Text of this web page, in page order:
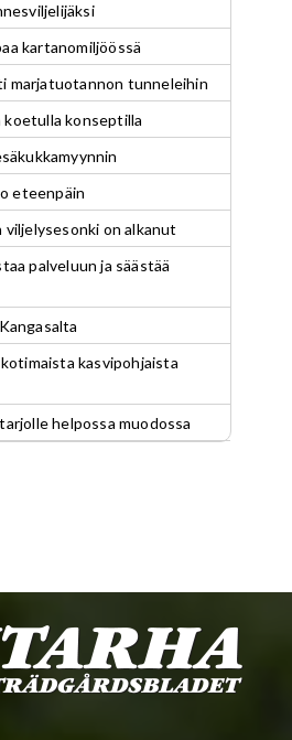
kartanomiljöössä
marjatuotannon tunneleihin
koetulla konseptilla
eteenpäin
on alkanut
palveluun ja säästää
kasvipohjaista
helpossa muodossa